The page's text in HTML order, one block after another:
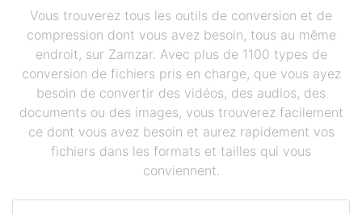
Vous trouverez tous les outils de conversion et de
compression dont vous avez besoin, tous au même
endroit, sur Zamzar. Avec plus de 1100 types de
conversion de fichiers pris en charge, que vous ayez
besoin de convertir des vidéos, des audios, des
documents ou des images, vous trouverez facilement
ce dont vous avez besoin et aurez rapidement vos
fichiers dans les formats et tailles qui vous
conviennent.